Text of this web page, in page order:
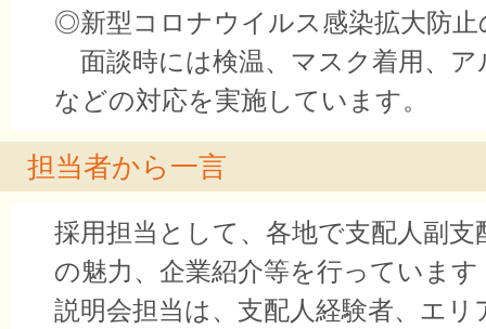
◎新型コロナウイルス感染拡大防止
面談時には検温、マスク着用、ア
などの対応を実施しています。
担当者から一言
採用担当として、各地で支配人副支
の魅力、企業紹介等を行っています
説明会担当は、支配人経験者、エリ